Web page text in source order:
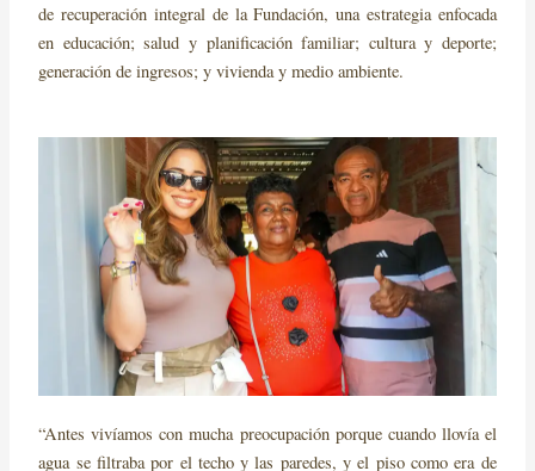
de recuperación integral de la Fundación, una estrategia enfocada
en educación; salud y planificación familiar; cultura y deporte;
generación de ingresos; y vivienda y medio ambiente.
“Antes vivíamos con mucha preocupación porque cuando llovía el
agua se filtraba por el techo y las paredes, y el piso como era de